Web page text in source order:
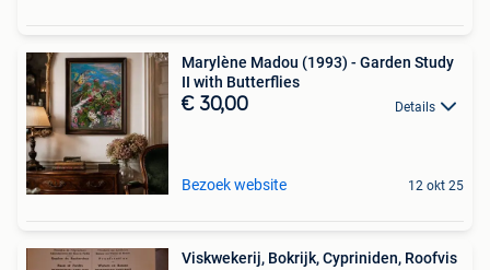
Marylène Madou (1993) - Garden Study
II with Butterflies
€ 30,00 Details
Bezoek website 12 okt 25
Viskwekerij, Bokrijk, Cypriniden, Roofvis